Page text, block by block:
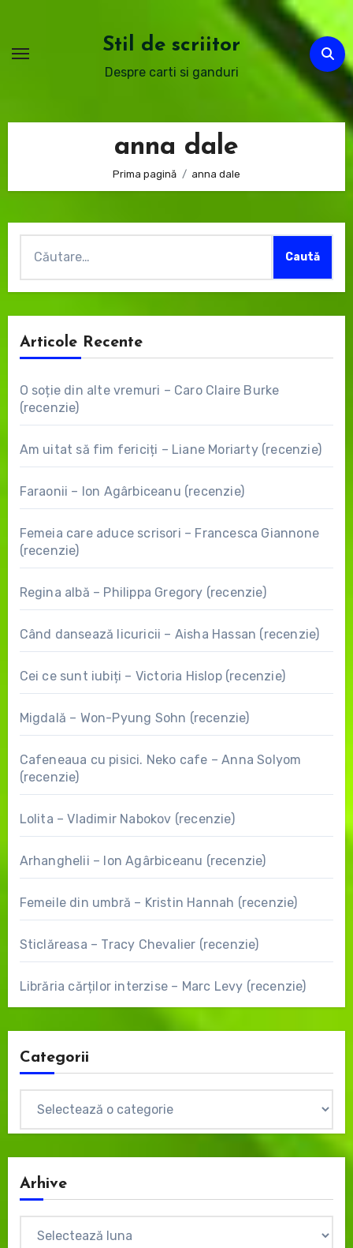
conținut
Stil de scriitor
Despre carti si ganduri
anna dale
Prima pagină anna dale
Articole Recente
O soție din alte vremuri – Caro Claire Burke
(recenzie)
Am uitat să fim fericiți – Liane Moriarty (recenzie)
Faraonii – Ion Agârbiceanu (recenzie)
Femeia care aduce scrisori – Francesca Giannone
(recenzie)
Regina albă – Philippa Gregory (recenzie)
Când dansează licuricii – Aisha Hassan (recenzie)
Cei ce sunt iubiți – Victoria Hislop (recenzie)
Migdală – Won-Pyung Sohn (recenzie)
Cafeneaua cu pisici. Neko cafe – Anna Solyom
(recenzie)
Lolita – Vladimir Nabokov (recenzie)
Arhanghelii – Ion Agârbiceanu (recenzie)
Femeile din umbră – Kristin Hannah (recenzie)
Sticlăreasa – Tracy Chevalier (recenzie)
Librăria cărților interzise – Marc Levy (recenzie)
Categorii
Arhive